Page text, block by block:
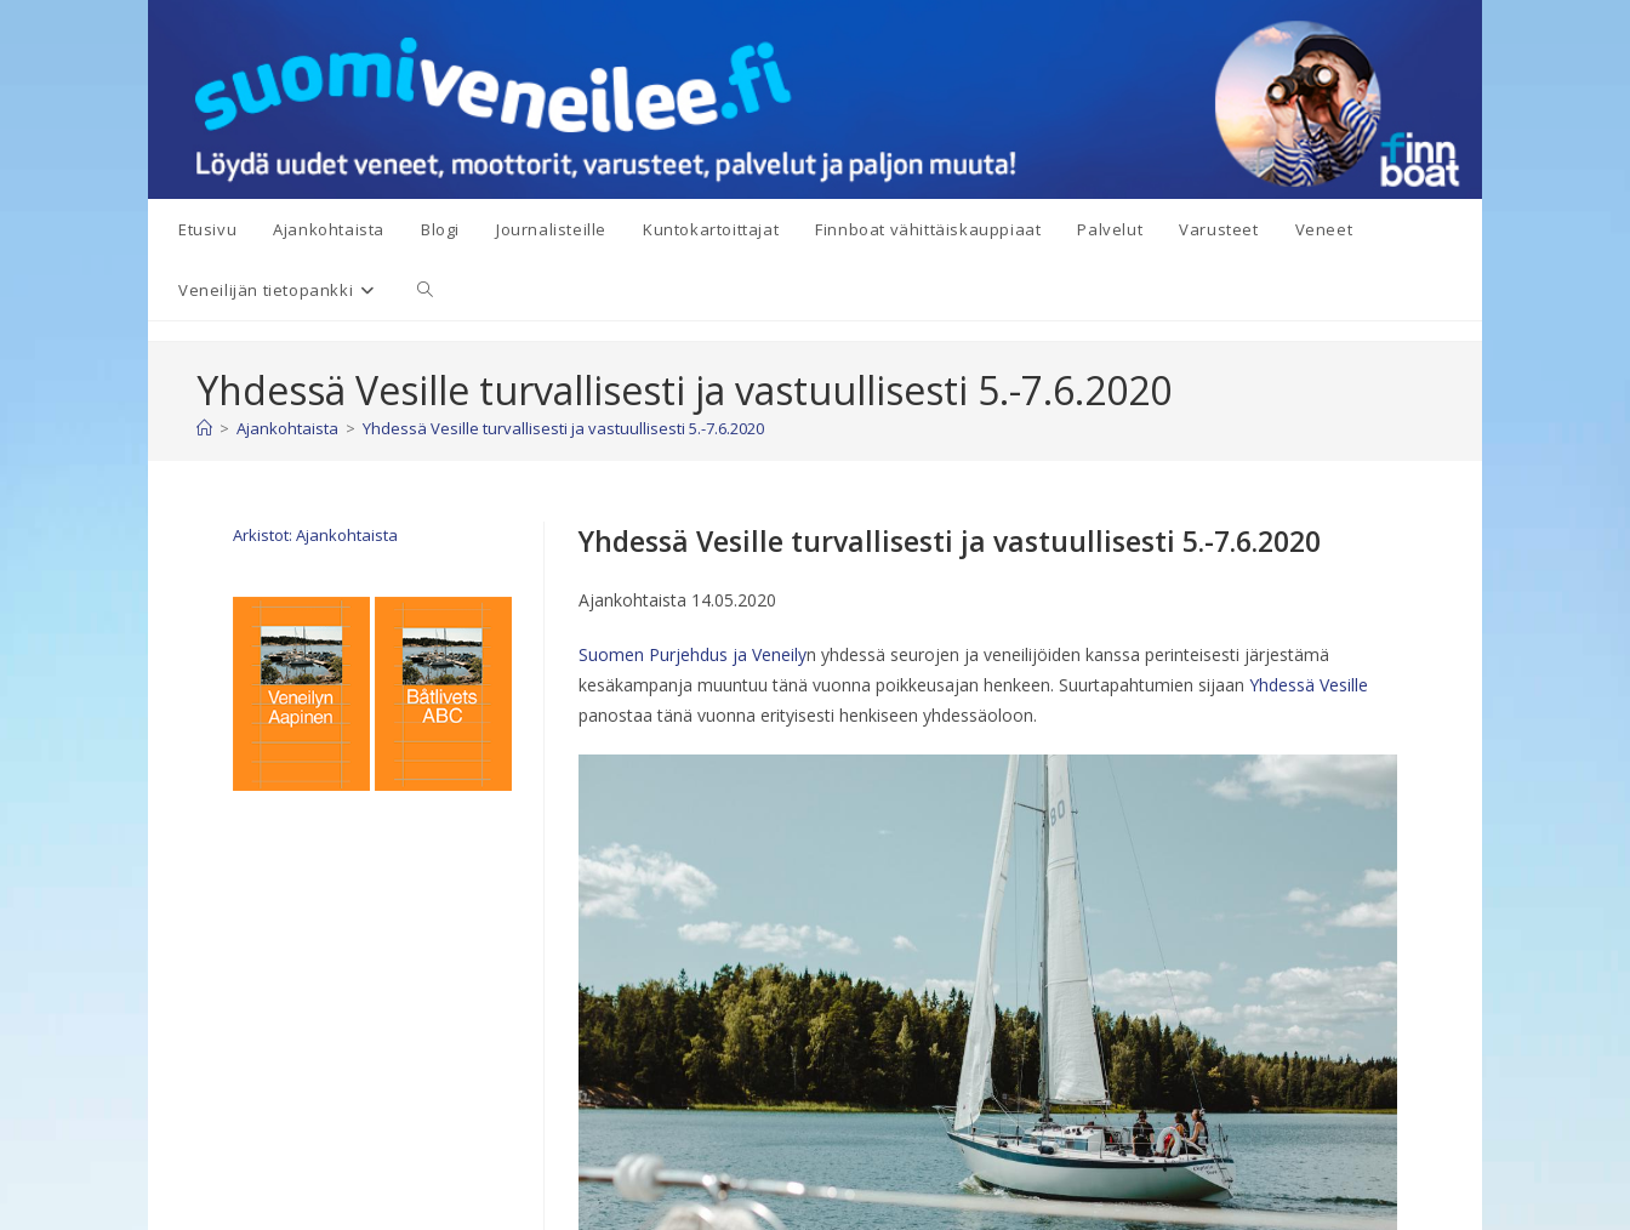
Etusivu Ajankohtaista Blogi Journalisteille Kuntokartoittajat Finnboat vähittäiskauppiaat Palvelut Varusteet Veneet
Veneilijän tietopankki Toggle
search
Yhdessä Vesille turvallisesti ja vastuullisesti 5.-7.6.2020
> Ajankohtaista > Yhdessä Vesille turvallisesti ja vastuullisesti 5.-7.6.2020
Arkistot: Ajankohtaista Yhdessä Vesille turvallisesti ja vastuullisesti 5.-7.6.2020
Ajankohtaista 14.05.2020
Suomen Purjehdus ja Veneilyn yhdessä seurojen ja veneilijöiden kanssa perinteisesti järjestämä
kesäkampanja muuntuu tänä vuonna poikkeusajan henkeen. Suurtapahtumien sijaan Yhdessä Vesille
panostaa tänä vuonna erityisesti henkiseen yhdessäoloon.